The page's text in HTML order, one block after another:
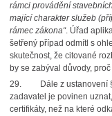
rámci provádění
mající charakter služeb
rámec zákona“. Úřad
šetřený případ odmítl s
skutečnost, že citované
by se zabýval důvody,
29.
Dále z ustanovení
zadavatel je povinen uznat,
certifikáty, než na které